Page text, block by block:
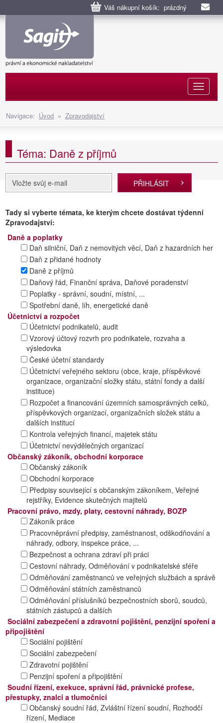
Váš nákupní košík: prázdný
Navigace: Úvod » Zpravodajství
Téma: Daně z příjmů
PŘIHLÁSIT
Tady si vyberte témata, ke kterým chcete dostávat týdenní
Zpravodajství:
Daně a poplatky
Daň silniční, Daň z nemovitých věcí, Daň z hazardních her
Daň z přidané hodnoty
Daně z příjmů
Daňový řád, Finanční správa, Daňové poradenství
Poplatky - správní, soudní, místní, ...
Spotřební daně, líh, energetické daně
Účetnictví a rozpočet
Účetnictví podnikatelů, audit
Vzorový účtový rozvrh pro podnikatele, rozvaha a
výsledovka
České účetní standardy
Účetnictví veřejného sektoru (obce, kraje, příspěvkové
organizace, organizační složky státu, státní fondy a další
instituce)
Rozpočet a financování územních samosprávných celků,
příspěvkových organizací, organizačních složek státu a
dalších institucí
Kontrola veřejných financí, majetek státu
Účetnictví nevýdělečných organizací
Občanský zákoník, obchodní korporace
Občanský zákoník
Obchodní korporace
Předpisy související s občanským zákoníkem, Veřejné
rejstříky, Evidence skutečných majitelů
Pracovní právo, mzdy, platy, cestovní náhrady, BOZP
Zákoník práce
Pracovněprávní předpisy, zaměstnanost, odškodňování a
náhrady, odbory, inspekce práce, ...
Bezpečnost a ochrana zdraví při práci
Cestovní náhrady, Odměňování v podnikatelské sféře
Odměňování zaměstnanců ve veřejných službách a správě
Odměňování státních zaměstnanců
Odměňování příslušníků bezpečnostních sborů, soudců,
státních zástupců a dalších
Sociální zabezpečení a zdravotní pojištění, penzijní spoření a
připojištění
Sociální pojištění
Sociální zabezpečení
Zdravotní pojištění
Penzijní spoření a připojištění
Soudní řízení, exekuce, správní řád, právnické profese,
přestupky, znalci a tlumočníci
Občanský soudní řád, Zvláštní řízení soudní, Rozhodčí
řízení, Mediace